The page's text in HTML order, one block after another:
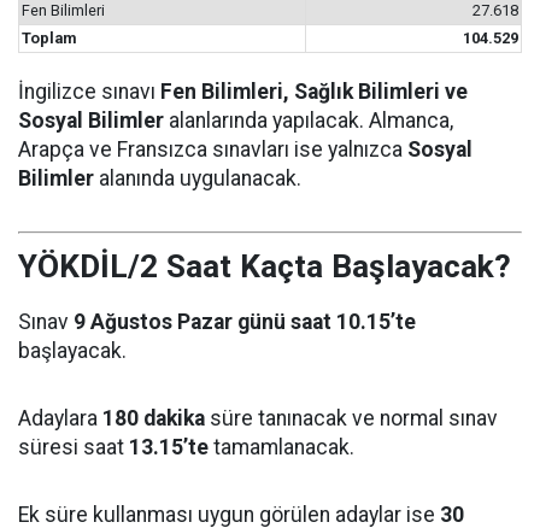
Fen Bilimleri
27.618
Toplam
104.529
İngilizce sınavı Fen Bilimleri, Sağlık Bilimleri ve
Sosyal Bilimler alanlarında yapılacak. Almanca,
Arapça ve Fransızca sınavları ise yalnızca Sosyal
Bilimler alanında uygulanacak.
YÖKDİL/2 Saat Kaçta Başlayacak?
Sınav 9 Ağustos Pazar günü saat 10.15’te
başlayacak.
Adaylara 180 dakika süre tanınacak ve normal sınav
süresi saat 13.15’te tamamlanacak.
Ek süre kullanması uygun görülen adaylar ise 30